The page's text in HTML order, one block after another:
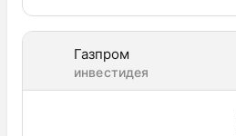
Газпром
инвестидея